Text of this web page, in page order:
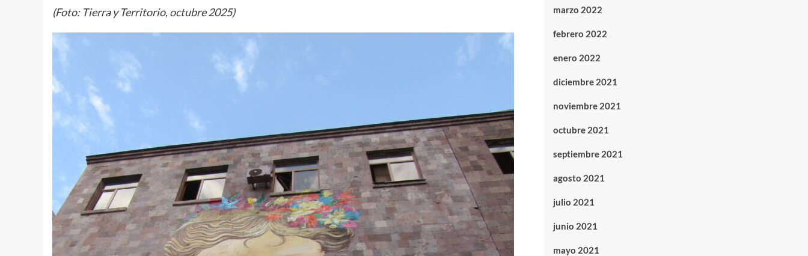
(Foto: Tierra y Territorio, octubre 2025) marzo 2022
febrero 2022
enero 2022
diciembre 2021
noviembre 2021
octubre 2021
septiembre 2021
agosto 2021
julio 2021
junio 2021
mayo 2021